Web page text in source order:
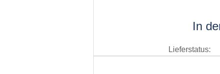
In
Lieferstatus: